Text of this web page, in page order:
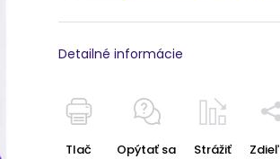
Detailné informácie
Tlač Opýtať sa Strážiť